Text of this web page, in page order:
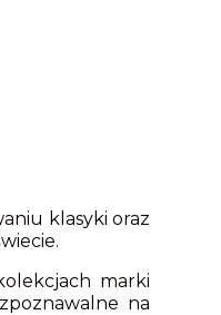
klasyki oraz
marki
na